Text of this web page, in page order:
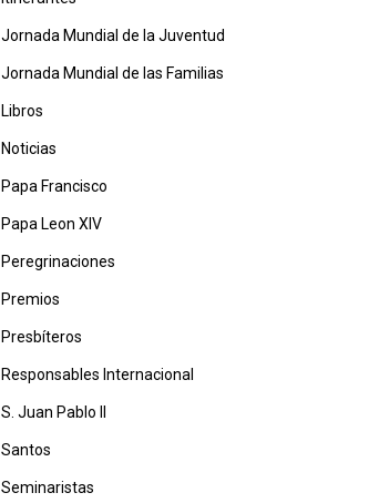
Jornada Mundial de la Juventud
Jornada Mundial de las Familias
Libros
Noticias
Papa Francisco
Papa Leon XIV
Peregrinaciones
Premios
Presbíteros
Responsables Internacional
S. Juan Pablo II
Santos
Seminaristas